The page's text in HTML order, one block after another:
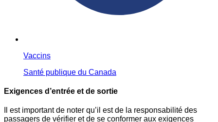
Vaccins
Santé publique du Canada
Exigences d’entrée et de sortie
Il est important de noter qu’il est de la responsabilité des
passagers de vérifier et de se conformer aux exigences